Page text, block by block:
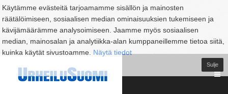
Käytämme evästeitä tarjoamamme sisällön ja mainosten
räätälöimiseen, sosiaalisen median ominaisuuksien tukemiseen ja
kävijämäärämme analysoimiseen. Jaamme myös sosiaalisen
median, mainosalan ja analytiikka-alan kumppaneillemme tietoa siitä,
kuinka käytät sivustoamme. Näytä tiedot
Sulje